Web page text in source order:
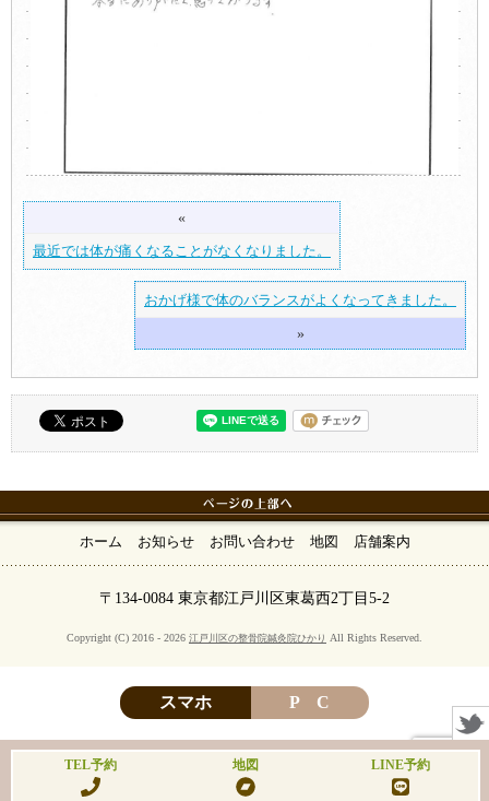
«
最近では体が痛くなることがなくなりました。
おかげ様で体のバランスがよくなってきました。
»
ホーム お知らせ お問い合わせ 地図 店舗案内
〒134-0084 東京都江戸川区東葛西2丁目5-2
Copyright (C) 2016 - 2026 江戸川区の整骨院鍼灸院ひかり All Rights Reserved.
TEL予約 地図 LINE予約
スマホ P C